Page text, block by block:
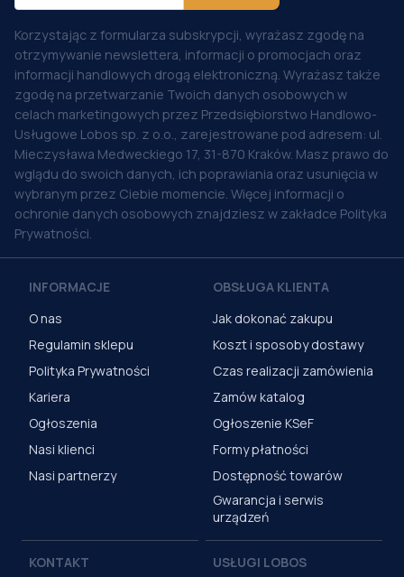
Korzystając z formularza subskrypcji, wyrażasz zgodę na
otrzymywanie newslettera, informacji o promocjach oraz
informacji handlowych drogą elektroniczną. Wyrażasz także
zgodę na przetwarzanie Twoich danych osobowych w
celach marketingowych przez Przedsiębiorstwo Handlowo-
Usługowe Lobos sp. z o.o., zarejestrowane pod adresem: ul.
Mieczysława Medweckiego 17, 31-870 Kraków. Masz prawo do
wglądu do swoich danych, ich poprawiania oraz usunięcia w
wybranym przez Ciebie momencie. Więcej informacji o
ochronie danych osobowych znajdziesz w zakładce Polityka
Prywatności.
INFORMACJE
O nas
Regulamin sklepu
Polityka Prywatności
Kariera
Ogłoszenia
Nasi klienci
Nasi partnerzy
OBSŁUGA KLIENTA
Jak dokonać zakupu
Koszt i sposoby dostawy
Czas realizacji zamówienia
Zamów katalog
Ogłoszenie KSeF
Formy płatności
Dostępność towarów
Gwarancja i serwis
urządzeń
KONTAKT
USŁUGI LOBOS